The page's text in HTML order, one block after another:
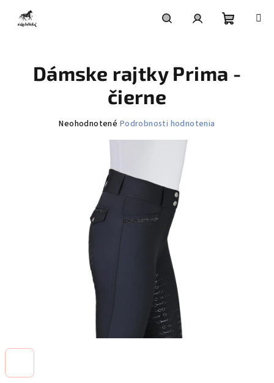
obsah
košík
Dámske rajtky Prima -
čierne
Priemerné
hviezdičiek.
Neohodnotené Podrobnosti hodnotenia